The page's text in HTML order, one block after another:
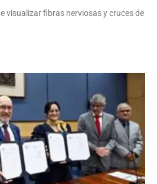
visualizar fibras nerviosas y cruces de